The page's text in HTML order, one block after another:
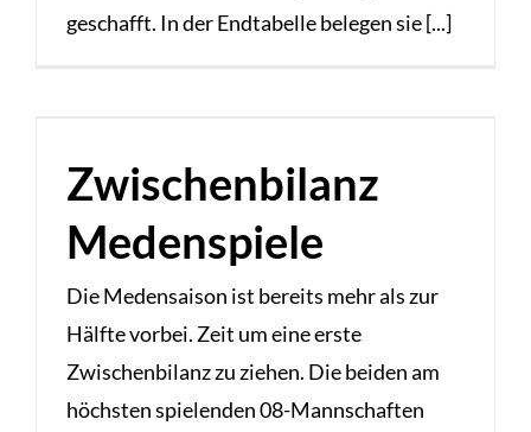
geschafft. In der Endtabelle belegen sie [...]
Zwischenbilanz
Medenspiele
Die Medensaison ist bereits mehr als zur
Hälfte vorbei. Zeit um eine erste
Zwischenbilanz zu ziehen. Die beiden am
höchsten spielenden 08-Mannschaften